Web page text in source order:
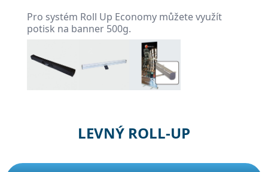
Pro systém Roll Up Economy můžete využít
potisk na banner 500g.
LEVNÝ ROLL-UP